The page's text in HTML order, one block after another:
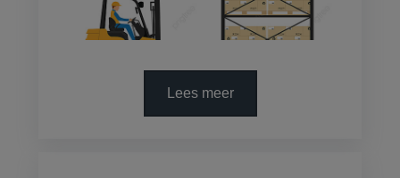
Lees meer